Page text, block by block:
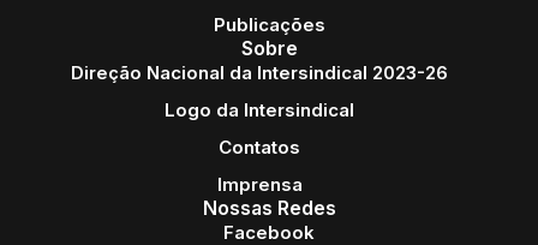
Publicações
Sobre
Direção Nacional da Intersindical 2023-26
Logo da Intersindical
Contatos
Imprensa
Nossas Redes
Facebook